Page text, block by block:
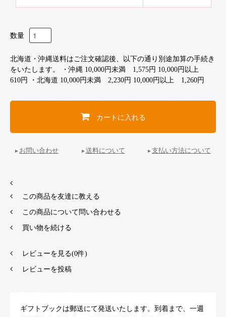
数量
北海道・沖縄送料はご注文確認後、以下の通り別途加算の手続き
をいたします。 ・沖縄 10,000円未満 1,575円 10,000円以上
610円 ・北海道 10,000円未満 2,230円 10,000円以上 1,260円
カートに入れる
お問い合わせ 送料について 支払い方法について
この商品を友達に教える
この商品について問い合わせる
買い物を続ける
レビューを見る(0件)
レビューを投稿
ギフトブックは郵送にて発送いたします。到着まで、一週